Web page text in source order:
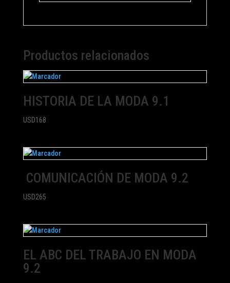
Productos relacionados
HISTORIA DE LA MODA 9.1
USD168
COMUNICACIÓN DE MODA 9.2
USD265
EL ABC DEL TRABAJO EN MODA
9.2